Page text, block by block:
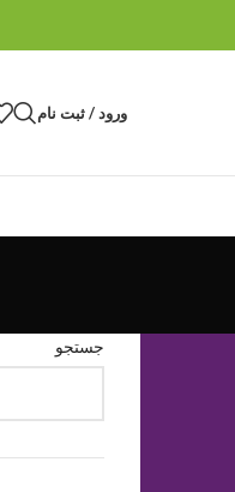
ورود / ثبت نام
جستجو